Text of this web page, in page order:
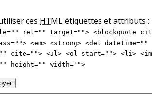
ces HTMLétiquettes et attributs :
rel="" target=""> <blockquote
<em> <strong> <del
cite=""> <ul> <ol start=""> <li>
height="" width="">